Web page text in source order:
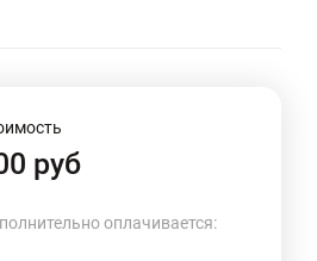
руб
оплачивается: